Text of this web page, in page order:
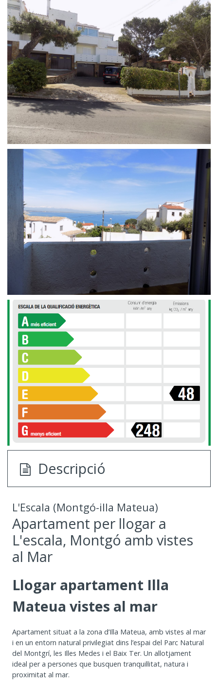
Descripció
L'Escala (Montgó-illa Mateua)
Apartament per llogar a
L'escala, Montgó amb vistes
al Mar
Llogar apartament Illa
Mateua vistes al mar
Apartament situat a la zona d’Illa Mateua, amb vistes al mar
i en un entorn natural privilegiat dins l’espai del Parc Natural
del Montgrí, les Illes Medes i el Baix Ter. Un allotjament
ideal per a persones que busquen tranquil·litat, natura i
proximitat al mar.